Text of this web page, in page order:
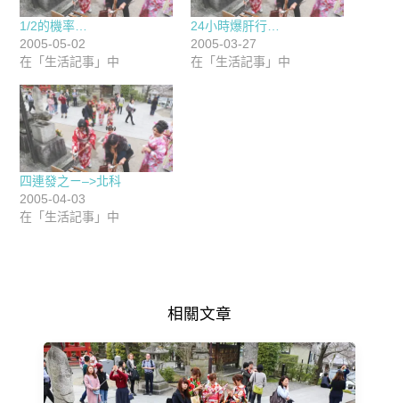
1/2的機率…
2005-05-02
在「生活記事」中
24小時爆肝行…
2005-03-27
在「生活記事」中
四連發之ㄧ–>北科
2005-04-03
在「生活記事」中
相關文章